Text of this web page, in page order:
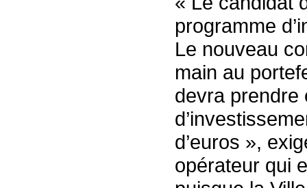
programme
Le nouveau
main au
devra prendre
d’euros »,
opérateur qui